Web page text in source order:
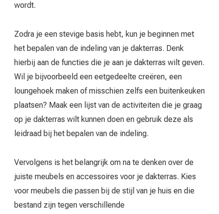
wordt.
Zodra je een stevige basis hebt, kun je beginnen met
het bepalen van de indeling van je dakterras. Denk
hierbij aan de functies die je aan je dakterras wilt geven.
Wil je bijvoorbeeld een eetgedeelte creëren, een
loungehoek maken of misschien zelfs een buitenkeuken
plaatsen? Maak een lijst van de activiteiten die je graag
op je dakterras wilt kunnen doen en gebruik deze als
leidraad bij het bepalen van de indeling.
Vervolgens is het belangrijk om na te denken over de
juiste meubels en accessoires voor je dakterras. Kies
voor meubels die passen bij de stijl van je huis en die
bestand zijn tegen verschillende